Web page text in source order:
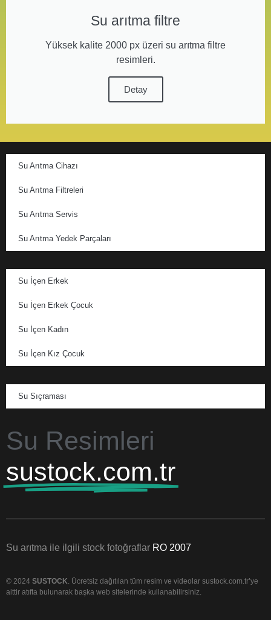
Su arıtma filtre
Yüksek kalite 2000 px üzeri su arıtma filtre
resimleri.
Detay
Su Arıtma Cihazı
Su Arıtma Filtreleri
Su Arıtma Servis
Su Arıtma Yedek Parçaları
Su İçen Erkek
Su İçen Erkek Çocuk
Su İçen Kadın
Su İçen Kız Çocuk
Su Sıçraması
Su Resimleri
sustock.com.tr
Su arıtma ile ilgili stock fotoğraflar RO 2007
© 2024 SUSTOCK. Ücretsiz dağıtılan tüm resim ve videolar sustock.com.tr’ye
aittir atıfta bulunarak başka web sitelerinde kullanabilirsiniz.